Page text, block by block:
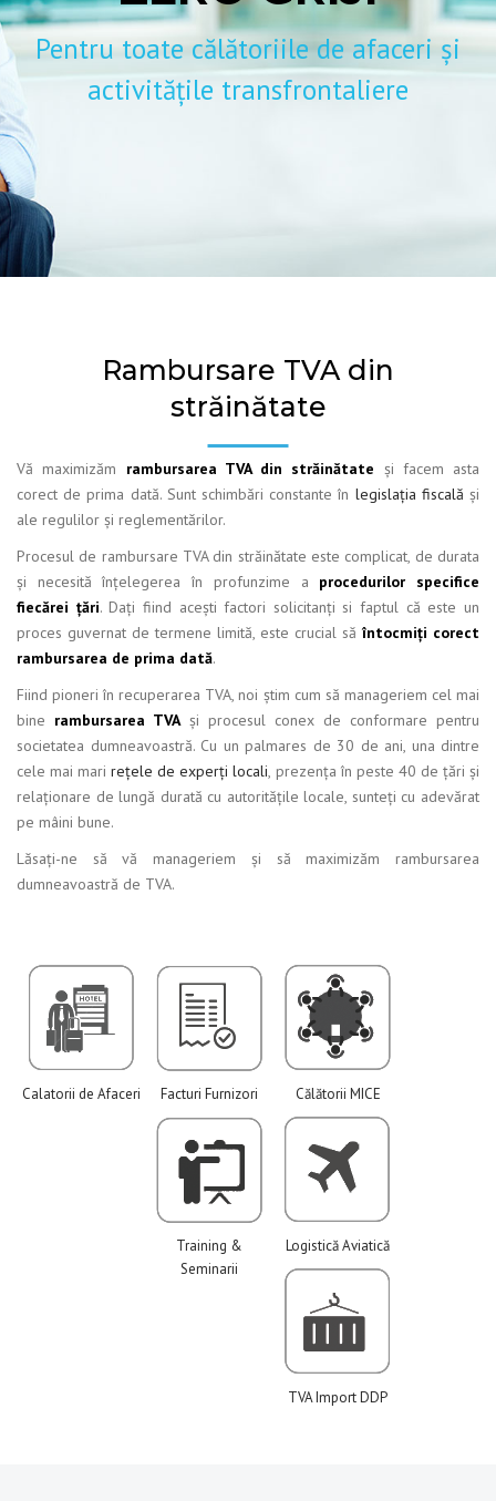
Pentru toate călătoriile de afaceri și
activitățile transfrontaliere
Rambursare TVA din
străinătate
Vă maximizăm rambursarea TVA din străinătate și facem asta
corect de prima dată. Sunt schimbări constante în legislația fiscală și
ale regulilor și reglementărilor.
Procesul de rambursare TVA din străinătate este complicat, de durata
și necesită înțelegerea în profunzime a procedurilor specifice
fiecărei țări. Dați fiind acești factori solicitanți si faptul că este un
proces guvernat de termene limită, este crucial săîntocmiți corect
rambursarea de prima dată.
Fiind pioneri în recuperarea TVA, noi știm cum să manageriem cel mai
bine rambursarea TVAși procesul conex de conformare pentru
societatea dumneavoastră. Cu un palmares de 30 de ani, una dintre
cele mai marirețele de experți locali, prezența în peste 40 de țări și
relaționare de lungă durată cu autoritățile locale, sunteți cu adevărat
pe mâini bune.
Lăsați-ne să vă manageriem și să maximizăm rambursarea
dumneavoastră de TVA.
Calatorii de Afaceri Facturi Furnizori Călătorii MICE
Training &
Seminarii
Logistică Aviatică
TVA Import DDP